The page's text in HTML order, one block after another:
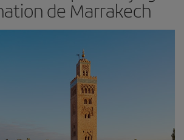
de Marrakech